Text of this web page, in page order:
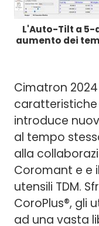
L'Auto-Tilt a 5-
aumento dei
Cimatron
introduce
al tempo
alla
Coromant e e
utensili TDM.
CoroPlus®, gli
ad una vasta